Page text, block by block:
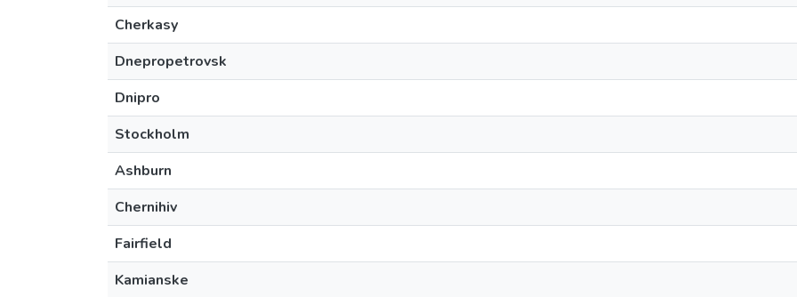
Cherkasy
Dnepropetrovsk
Dnipro
Stockholm
Ashburn
Chernihiv
Fairfield
Kamianske